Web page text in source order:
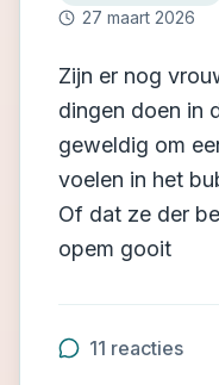
27 maart 2026
Zijn er nog
dingen doen in
geweldig om
voelen in het
Of dat ze der
opem gooit
11 reacties